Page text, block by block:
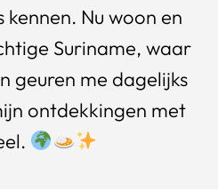
Nu woon en
Suriname, waar
geuren me dagelijks
ontdekkingen met